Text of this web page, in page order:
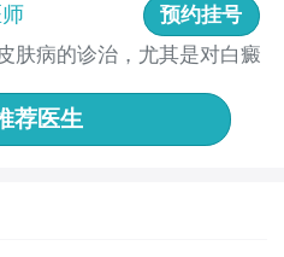
风导致的，皮肤上出现白
相关的检查，因为白斑为白
导致的白斑会比较容易发
较容易发生在经常裸露的
者患病时间的增加，逐渐
预约挂号
肤病的诊治，尤其是对白癜
荐医生